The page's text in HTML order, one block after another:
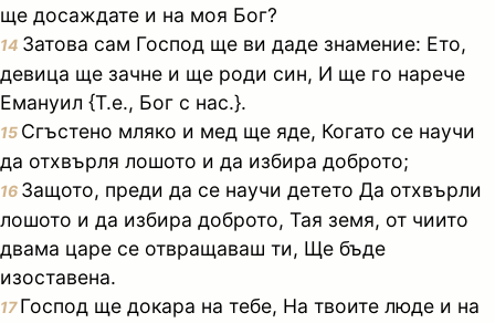
ще досаждате и на моя Бог?
14 Затова сам Господ ще ви даде знамение: Ето,
девица ще зачне и ще роди син, И ще го нарече
Емануил {Т.е., Бог с нас.}.
15 Сгъстено мляко и мед ще яде, Когато се научи
да отхвърля лошото и да избира доброто;
16 Защото, преди да се научи детето Да отхвърли
лошото и да избира доброто, Тая земя, от чиито
двама царе се отвращаваш ти, Ще бъде
изоставена.
17Господ ще докара на тебе, На твоите люде и на